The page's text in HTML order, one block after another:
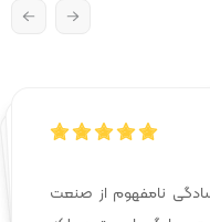
علی رسولی
مدیر مارکتینگ
لورم ایپسوم متن ساختگی